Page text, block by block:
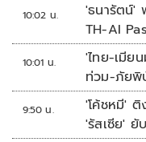
10:02 น.
'ธนารัตน์'
TH-AI
จุดเด่นคน
ทางเทคโ
ใช้เต็มที่เ
10:01 น.
'ไทย-เมีย
ท่วม-ภัยพิ
9:50 น.
'โค้ชหมี'
'รัสเซีย' ยับ